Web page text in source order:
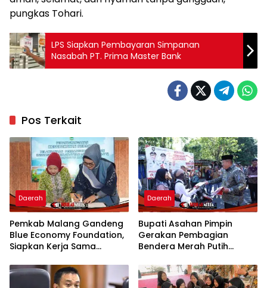
pungkas Tohari.
LPS Siapkan Pembayaran Simpanan
Nasabah PT. Prima Master Bank
Pos Terkait
Daerah
Pemkab Malang Gandeng
Blue Economy Foundation,
Siapkan Kerja Sama
Berkelanjutan
Daerah
Bupati Asahan Pimpin
Gerakan Pembagian
Bendera Merah Putih
Kemerdekaan